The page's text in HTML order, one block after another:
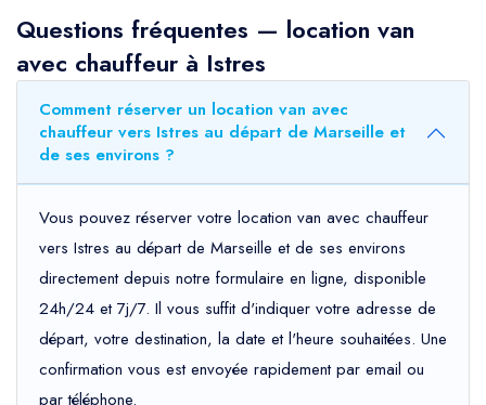
Questions fréquentes — location van
avec chauffeur à Istres
Comment réserver un location van avec
chauffeur vers Istres au départ de Marseille et
de ses environs ?
Vous pouvez réserver votre location van avec chauffeur
vers Istres au départ de Marseille et de ses environs
directement depuis notre formulaire en ligne, disponible
24h/24 et 7j/7. Il vous suffit d'indiquer votre adresse de
départ, votre destination, la date et l'heure souhaitées. Une
confirmation vous est envoyée rapidement par email ou
par téléphone.